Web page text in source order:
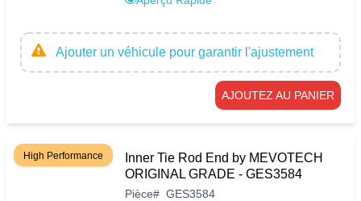
Ajouter un véhicule pour garantir l'ajustement
AJOUTEZ AU PANIER
High Performance
Inner Tie Rod End by MEVOTECH
ORIGINAL GRADE - GES3584
Pièce# GES3584